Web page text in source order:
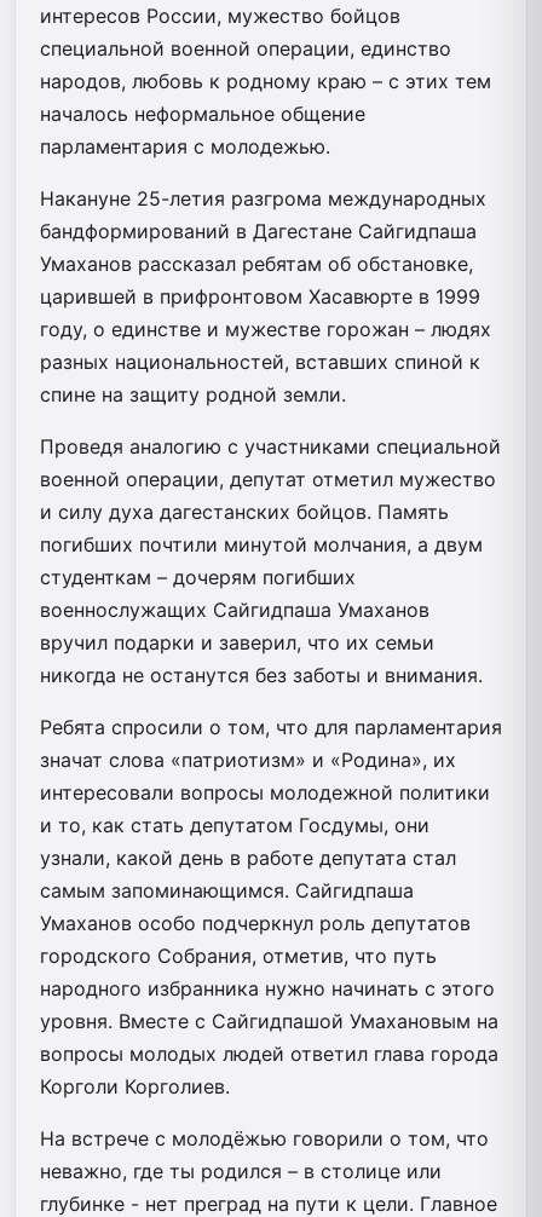
интересов России, мужество бойцов
специальной военной операции, единство
народов, любовь к родному краю – с этих тем
началось неформальное общение
парламентария с молодежью.
Накануне 25-летия разгрома международных
бандформирований в Дагестане Сайгидпаша
Умаханов рассказал ребятам об обстановке,
царившей в прифронтовом Хасавюрте в 1999
году, о единстве и мужестве горожан – людях
разных национальностей, вставших спиной к
спине на защиту родной земли.
Проведя аналогию с участниками специальной
военной операции, депутат отметил мужество
и силу духа дагестанских бойцов. Память
погибших почтили минутой молчания, а двум
студенткам – дочерям погибших
военнослужащих Сайгидпаша Умаханов
вручил подарки и заверил, что их семьи
никогда не останутся без заботы и внимания.
Ребята спросили о том, что для парламентария
значат слова «патриотизм» и «Родина», их
интересовали вопросы молодежной политики
и то, как стать депутатом Госдумы, они
узнали, какой день в работе депутата стал
самым запоминающимся. Сайгидпаша
Умаханов особо подчеркнул роль депутатов
городского Собрания, отметив, что путь
народного избранника нужно начинать с этого
уровня. Вместе с Сайгидпашой Умахановым на
вопросы молодых людей ответил глава города
Корголи Корголиев.
На встрече с молодёжью говорили о том, что
неважно, где ты родился – в столице или
глубинке - нет преград на пути к цели. Главное